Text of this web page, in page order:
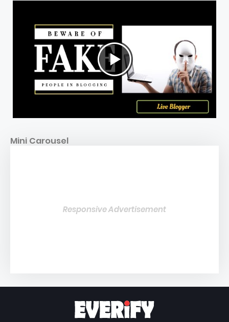
Mini Carousel
Responsive Advertisement